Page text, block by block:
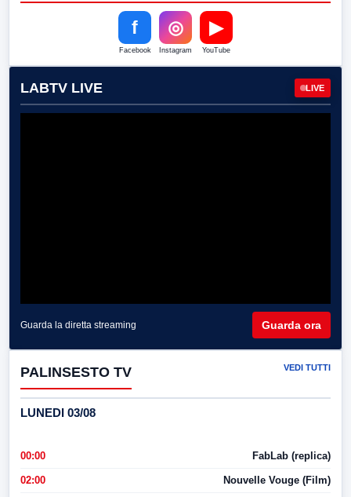
f
Facebook
◎
Instagram
▶
YouTube
LABTV LIVE LIVE
Guarda la diretta streaming Guarda ora
PALINSESTO TV VEDI TUTTI
LUNEDI 03/08
00:00 FabLab (replica)
02:00 Nouvelle Vouge (Film)